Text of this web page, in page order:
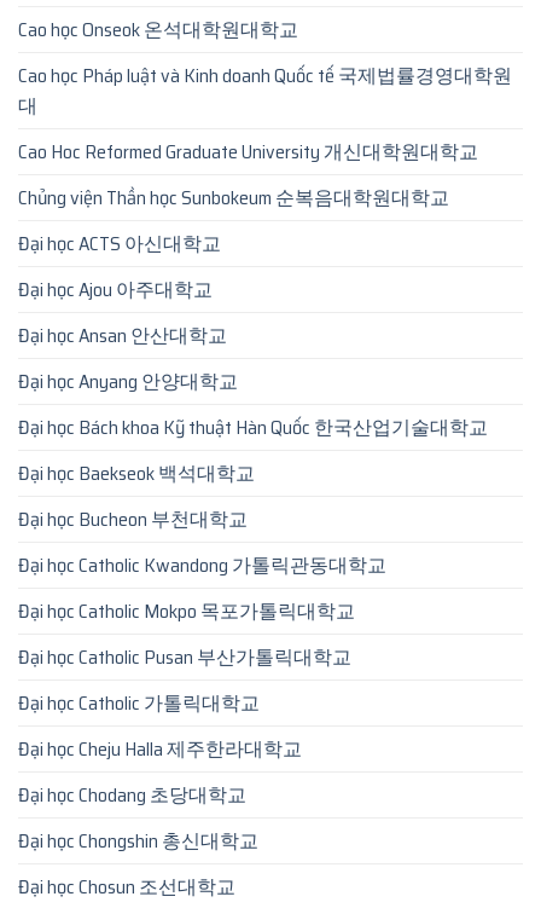
Cao học Onseok 온석대학원대학교
Cao học Pháp luật và Kinh doanh Quốc tế 국제법률경영대학원
대
Cao Hoc Reformed Graduate University 개신대학원대학교
Chủng viện Thần học Sunbokeum 순복음대학원대학교
Đại học ACTS 아신대학교
Đại học Ajou 아주대학교
Đại học Ansan 안산대학교
Đại học Anyang 안양대학교
Đại học Bách khoa Kỹ thuật Hàn Quốc 한국산업기술대학교
Đại học Baekseok 백석대학교
Đại học Bucheon 부천대학교
Đại học Catholic Kwandong 가톨릭관동대학교
Đại học Catholic Mokpo 목포가톨릭대학교
Đại học Catholic Pusan 부산가톨릭대학교
Đại học Catholic 가톨릭대학교
Đại học Cheju Halla 제주한라대학교
Đại học Chodang 초당대학교
Đại học Chongshin 총신대학교
Đại học Chosun 조선대학교